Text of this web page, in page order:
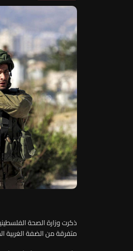
ذكرت وزارة الصحة
متفرقة من الضفة الغربية